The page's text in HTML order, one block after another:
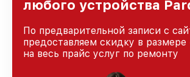
любого устройства
По предварительной записи с
предоставляем скидку в размере
на весь прайс услуг по ремонту